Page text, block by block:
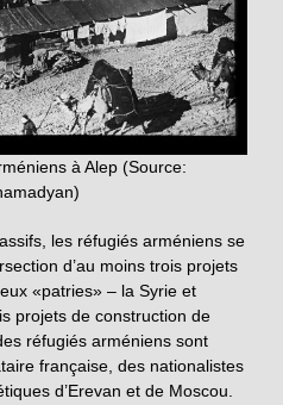
à Alep (Source:
les réfugiés arméniens se
d’au moins trois projets
«patries» – la Syrie et
projets de construction de
réfugiés arméniens sont
française, des nationalistes
d’Erevan et de Moscou.